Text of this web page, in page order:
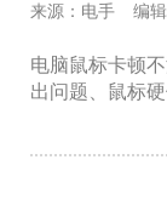
来源：电手 编
电脑鼠标卡顿
出问题、鼠标